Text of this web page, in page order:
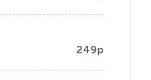
249р